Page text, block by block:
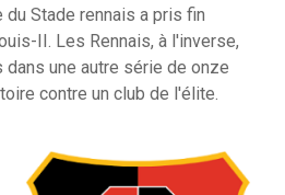
Stade rennais a pris fin
II. Les Rennais, à l'inverse,
une autre série de onze
contre un club de l'élite.